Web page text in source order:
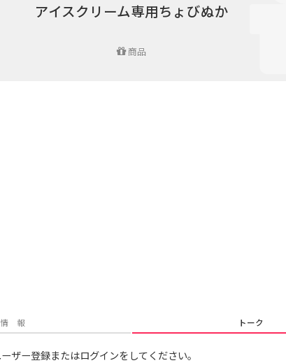
アイスクリーム専用ちょびぬか
商品
情 報 トーク
ザー登録またはログインをしてください。